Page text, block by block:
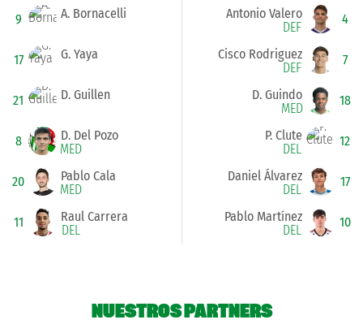
9 A. Bornacelli
17 G. Yaya
21 D. Guillen
8
MED
D. Del Pozo
20
MED
Pablo Cala
11
DEL
Raul Carrera
4
DEF
Antonio Valero
7
DEF
Cisco Rodriguez
18
MED
D. Guindo
12
DEL
P. Clute
17
DEL
Daniel Álvarez
10
DEL
Pablo Martínez
NUESTROS PARTNERS